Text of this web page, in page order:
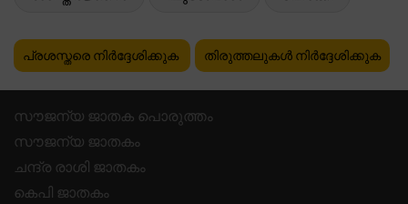
പ്രശസ്തരെ നിർദ്ദേശിക്കുക തിരുത്തലുകൾ നിർദ്ദേശിക്കുക
സൗജന്യ ജാതക പൊരുത്തം
സൗജന്യ ജാതകം
ചന്ദ്ര രാശി ജാതകം
കെപി ജാതകം